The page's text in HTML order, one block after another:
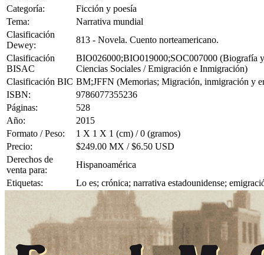
Categoría:
Ficción y poesía
Tema:
Narrativa mundial
Clasificación
Dewey:
813 - Novela. Cuento norteamericano.
Clasificación
BISAC
BIO026000;BIO019000;SOC007000 (Biografía
Ciencias Sociales / Emigración e Inmigración)
Clasificación BIC BM;JFFN (Memorias; Migración, inmigración y
ISBN:
9786077355236
Páginas:
528
Año:
2015
Formato / Peso:
1 X 1 X 1 (cm) / 0 (gramos)
Precio:
$249.00 MX / $6.50 USD
Derechos de
venta para:
Hispanoamérica
Etiquetas:
Lo es; crónica; narrativa estadounidense;